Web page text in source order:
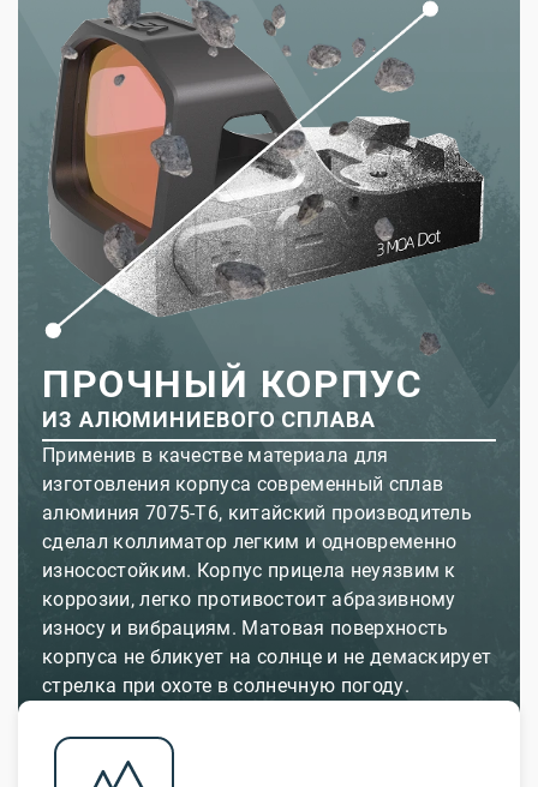
ПРОЧНЫЙ КОРПУС
ИЗ АЛЮМИНИЕВОГО СПЛАВА
Применив в качестве материала для
изготовления корпуса современный сплав
алюминия 7075-T6, китайский производитель
сделал коллиматор легким и одновременно
износостойким. Корпус прицела неуязвим к
коррозии, легко противостоит абразивному
износу и вибрациям. Матовая поверхность
корпуса не бликует на солнце и не демаскирует
стрелка при охоте в солнечную погоду.